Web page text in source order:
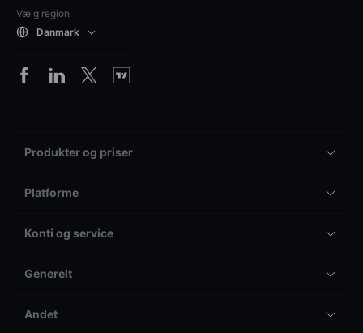
Vælg region
Danmark
Produkter og priser
Platforme
Konti og service
Generelt
Andet